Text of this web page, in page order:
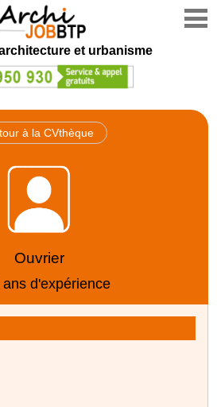
et urbanisme
à la CVthèque
Ouvrier
ans d'expérience